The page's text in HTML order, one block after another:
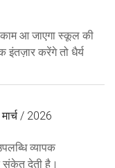
काम आ जाएगा स्कूल की
करेंगे तो धैर्य
/ 2026
व्यापक
संकेत देती है।